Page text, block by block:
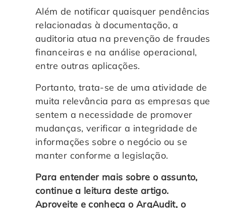
Além de notificar quaisquer pendências
relacionadas à documentação, a
auditoria atua na prevenção de fraudes
financeiras e na análise operacional,
entre outras aplicações.
Portanto, trata-se de uma atividade de
muita relevância para as empresas que
sentem a necessidade de promover
mudanças, verificar a integridade de
informações sobre o negócio ou se
manter conforme a legislação.
Para entender mais sobre o assunto,
continue a leitura deste artigo.
Aproveite e conheça o ArqAudit, o